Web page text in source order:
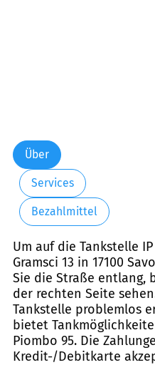
Über
Services
Bezahlmittel
Um auf die Tankstelle
Gramsci 13 in 17100
Sie die Straße entlang,
der rechten Seite
Tankstelle problemlos
bietet
Piombo 95. Die
Kredit-/Debitkarte